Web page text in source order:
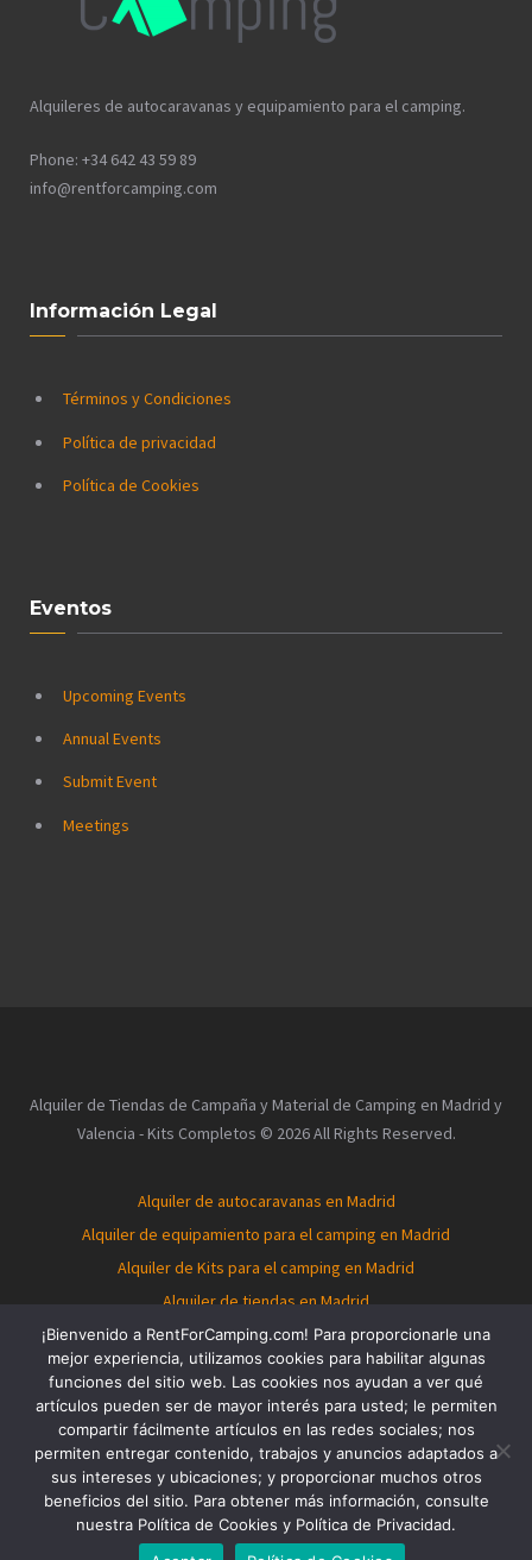
Alquileres de autocaravanas y equipamiento para el camping.
Phone: +34 642 43 59 89
info@rentforcamping.com
Información Legal
Términos y Condiciones
Política de privacidad
Política de Cookies
Eventos
Upcoming Events
Annual Events
Submit Event
Meetings
Alquiler de Tiendas de Campaña y Material de Camping en Madrid y
Valencia - Kits Completos © 2026 All Rights Reserved.
Alquiler de autocaravanas en Madrid
Alquiler de equipamiento para el camping en Madrid
Alquiler de Kits para el camping en Madrid
Alquiler de tiendas en Madrid
Alquiler de autocaravanas en Valencia
Alquiler de equipamiento para el camping en Valencia
Alquiler de Kits para el camping en Valencia
Alquiler de tiendas en Valencia
Tent for rent in Madrid
Tent for rent in Valencia
Tent rental in Madrid
Camping Tent Rentals
Rent a tent in Valencia
Rent a tent in Madrid
Rent a tent in Spain
¡Bienvenido a RentForCamping.com! Para proporcionarle una
mejor experiencia, utilizamos cookies para habilitar algunas
funciones del sitio web. Las cookies nos ayudan a ver qué
artículos pueden ser de mayor interés para usted; le permiten
compartir fácilmente artículos en las redes sociales; nos
permiten entregar contenido, trabajos y anuncios adaptados a
sus intereses y ubicaciones; y proporcionar muchos otros
beneficios del sitio. Para obtener más información, consulte
nuestra Política de Cookies y Política de Privacidad.